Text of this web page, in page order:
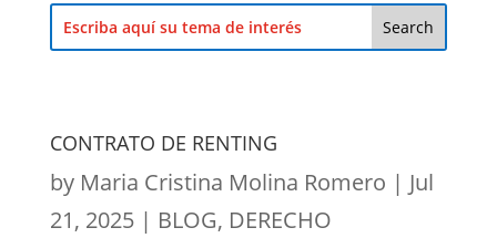
CONTRATO DE RENTING
by Maria Cristina Molina Romero | Jul
21, 2025| BLOG, DERECHO